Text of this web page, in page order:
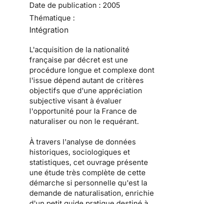
Date de publication : 2005
Thématique :
Intégration
L'acquisition de la nationalité
française par décret est une
procédure longue et complexe dont
l'issue dépend autant de critères
objectifs que d'une appréciation
subjective visant à évaluer
l'opportunité pour la France de
naturaliser ou non le requérant.
À travers l'analyse de données
historiques, sociologiques et
statistiques, cet ouvrage présente
une étude très complète de cette
démarche si personnelle qu'est la
demande de naturalisation, enrichie